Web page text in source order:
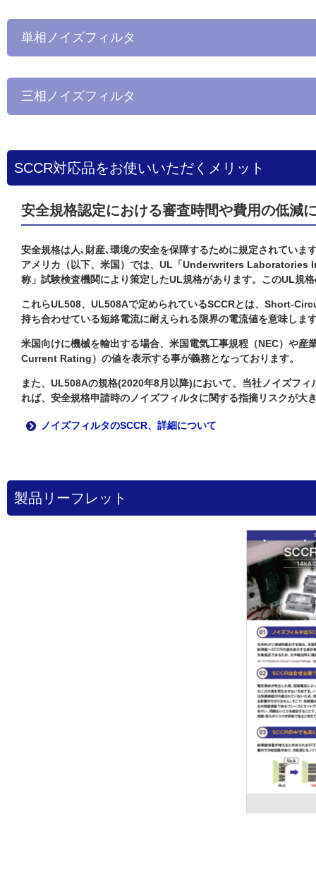
単相ノイズフィルタ
三相ノイズフィルタ
SCCR対応品をお使いいただくメリット
安全規格認定における審査時間や費用の低減
安全規格は人､財産､環境の安全を保障するために規定されていま
アメリカ（以下、米国）では、UL「Underwriters Laboratories
称」試験検査機関により策定したUL規格があります。このUL規
これらUL508、UL508Aで定められているSCCRとは、Short-
持ち合わせている短絡電流に耐えられる限界の電流値を意味しま
米国向けに機械を輸出する場合、米国電気工事規程（NEC）や
Current Rating）の値を表示する事が義務となっております。
また、UL508Aの規格(2020年8月以降)において、当社ノイズフ
れば、安全規格申請時のノイズフィルタに関する指摘リスクが大
ノイズフィルタのSCCR、詳細について
製品リーフレット